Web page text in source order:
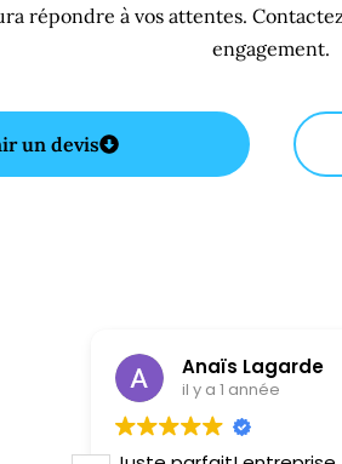
répondre à vos attentes.
engagement.
un devis
Anaïs Lagarde
il y a 1 année